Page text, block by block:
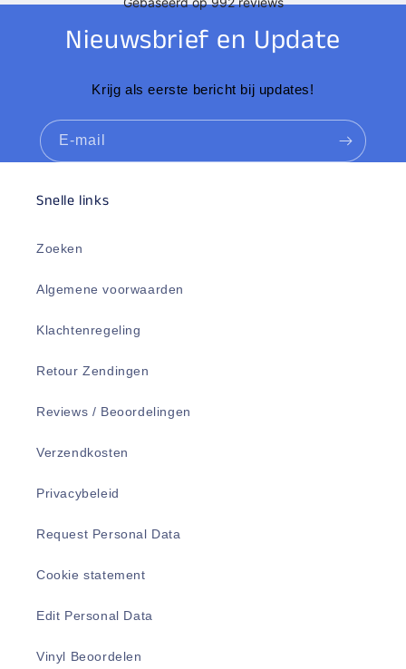
Nieuwsbrief en Update
Krijg als eerste bericht bij updates!
E‑mail
Snelle links
Zoeken
Algemene voorwaarden
Klachtenregeling
Retour Zendingen
Reviews / Beoordelingen
Verzendkosten
Privacybeleid
Request Personal Data
Cookie statement
Edit Personal Data
Vinyl Beoordelen